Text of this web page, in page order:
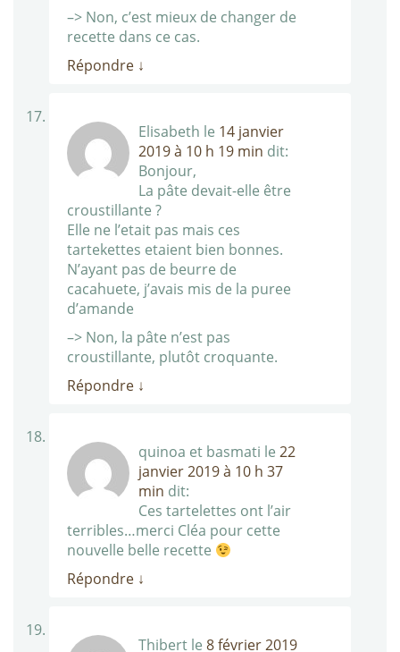
–> Non, c’est mieux de changer de
recette dans ce cas.
Répondre ↓
Elisabeth le 14 janvier
2019 à 10 h 19 min dit:
Bonjour,
La pâte devait-elle être
croustillante ?
Elle ne l’etait pas mais ces
tartekettes etaient bien bonnes.
N’ayant pas de beurre de
cacahuete, j’avais mis de la puree
d’amande
–> Non, la pâte n’est pas
croustillante, plutôt croquante.
Répondre ↓
quinoa et basmati le 22
janvier 2019 à 10 h 37
min dit:
Ces tartelettes ont l’air
terribles…merci Cléa pour cette
nouvelle belle recette
Répondre ↓
Thibert le 8 février 2019